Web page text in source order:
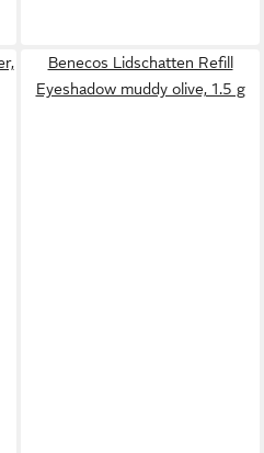
Benecos Lidschatten Refill
Eyeshadow muddy olive, 1.5 g